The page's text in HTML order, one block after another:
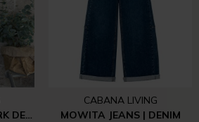
JULIETTA JEANS | DARK DENIM
CABANA LIVING
MOWITA JEANS | DENIM